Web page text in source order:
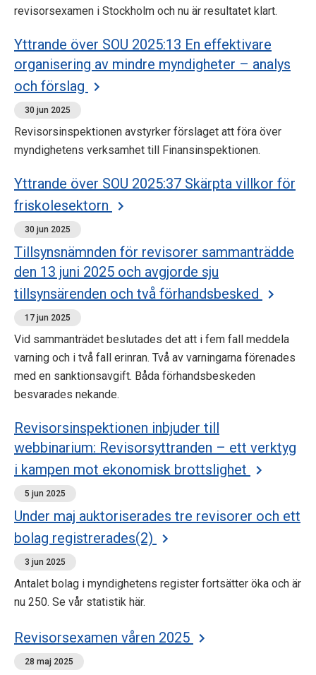
revisorsexamen i Stockholm och nu är resultatet klart.
Yttrande över SOU 2025:13 En effektivare
organisering av mindre myndigheter – analys
och förslag
30 jun 2025
Revisorsinspektionen avstyrker förslaget att föra över
myndighetens verksamhet till Finansinspektionen.
Yttrande över SOU 2025:37 Skärpta villkor för
friskolesektorn
30 jun 2025
Tillsynsnämnden för revisorer sammanträdde
den 13 juni 2025 och avgjorde sju
tillsynsärenden och två förhandsbesked
17 jun 2025
Vid sammanträdet beslutades det att i fem fall meddela
varning och i två fall erinran. Två av varningarna förenades
med en sanktionsavgift. Båda förhandsbeskeden
besvarades nekande.
Revisorsinspektionen inbjuder till
webbinarium: Revisorsyttranden – ett verktyg
i kampen mot ekonomisk brottslighet
5 jun 2025
Under maj auktoriserades tre revisorer och ett
bolag registrerades(2)
3 jun 2025
Antalet bolag i myndighetens register fortsätter öka och är
nu 250. Se vår statistik här.
Revisorsexamen våren 2025
28 maj 2025